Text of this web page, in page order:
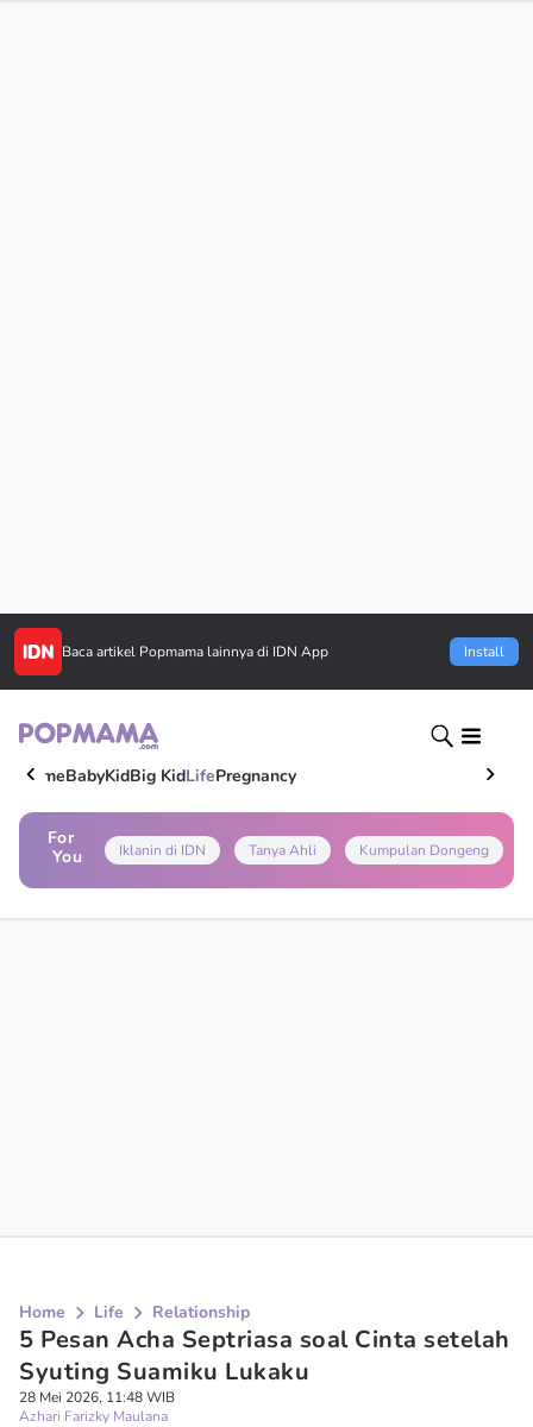
Baca artikel Popmama lainnya di IDN App Install
HomeBabyKidBig KidLifePregnancy
For
You
Iklanin di IDN Tanya Ahli Kumpulan Dongeng
Home Life Relationship
5 Pesan Acha Septriasa soal Cinta setelah
Syuting Suamiku Lukaku
28 Mei 2026, 11:48 WIB
Azhari Farizky Maulana